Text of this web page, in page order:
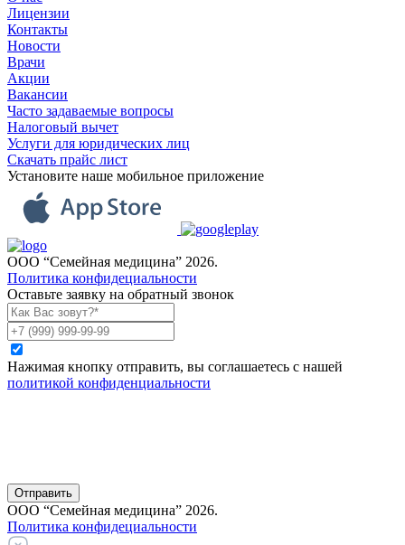
Лицензии
Контакты
Новости
Врачи
Акции
Вакансии
Часто задаваемые вопросы
Налоговый вычет
Услуги для юридических лиц
Скачать прайс лист
Установите наше мобильное приложение
ООО “Семейная медицина” 2026.
Политика конфидециальности
Оставьте заявку на обратный звонок
Нажимая кнопку отправить, вы соглашаетесь с нашей
политикой конфиденциальности
Отправить
ООО “Семейная медицина” 2026.
Политика конфидециальности